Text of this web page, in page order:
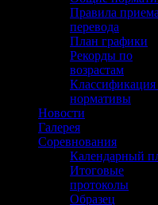
Правила
перевода
План графики
Рекорды по
возрастам
Классификация
нормативы
Новости
Галерея
Соревнования
Календарный
Итоговые
протоколы
Образец